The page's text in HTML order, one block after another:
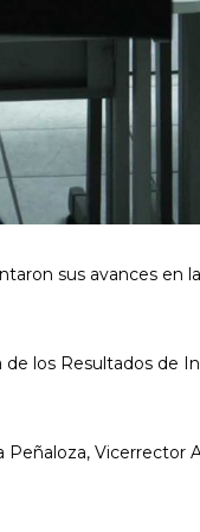
sus avances en
los Resultados de
Vicerrector